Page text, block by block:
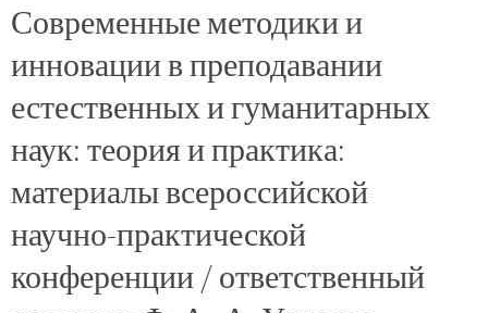
Современные методики и
инновации в преподавании
естественных и гуманитарных
наук: теория и практика:
материалы всероссийской
научно-практической
конференции / ответственный